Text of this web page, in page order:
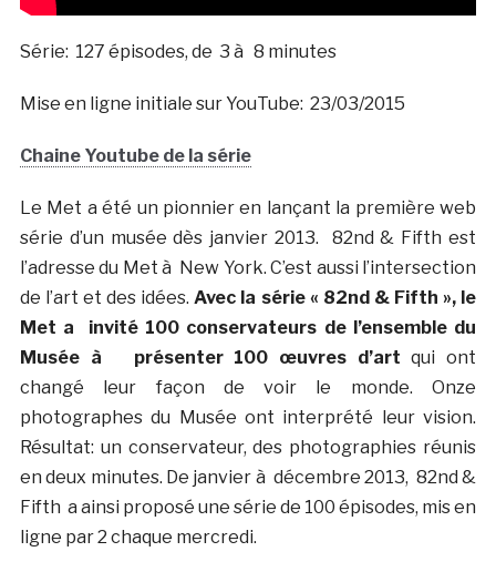
Série: 127 épisodes, de 3 à 8 minutes
Mise en ligne initiale sur YouTube: 23/03/2015
Chaine Youtube de la série
Le Met a été un pionnier en lançant la première web
série d’un musée dès janvier 2013. 82nd & Fifth est
l’adresse du Met à New York. C’est aussi l’intersection
de l’art et des idées.Avec la série « 82nd & Fifth », le
Met a invité 100 conservateurs de l’ensemble du
Musée à présenter 100 œuvres d’art qui ont
changé leur façon de voir le monde. Onze
photographes du Musée ont interprété leur vision.
Résultat: un conservateur, des photographies réunis
en deux minutes. De janvier à décembre 2013, 82nd &
Fifth a ainsi proposé une série de 100 épisodes, mis en
ligne par 2 chaque mercredi.